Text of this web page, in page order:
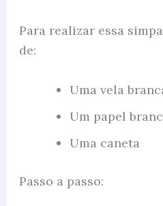
Para realizar essa
de:
Uma vela
Um papel
Uma caneta
Passo a passo: